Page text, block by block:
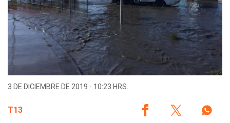
3 DE DICIEMBRE DE 2019 - 10:23 HRS.
T13